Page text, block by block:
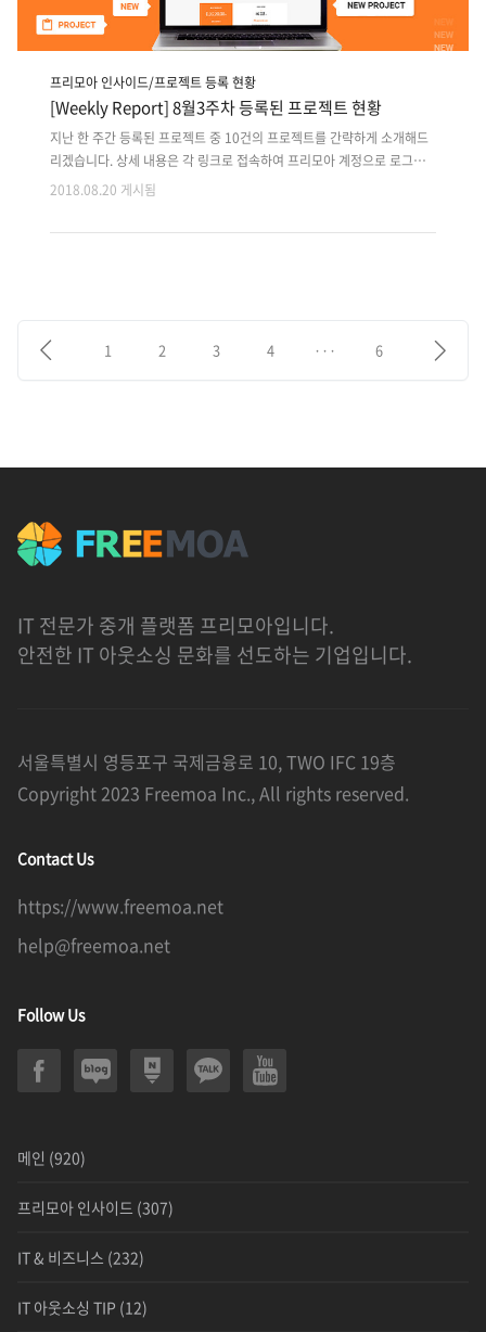
프리모아 인사이드/프로젝트 등록 현황
[Weekly Report] 8월3주차 등록된 프로젝트 현황
지난 한 주간 등록된 프로젝트 중 10건의 프로젝트를 간략하게 소개해드
리겠습니다. 상세 내용은 각 링크로 접속하여 프리모아 계정으로 로그인
후 확인 가능합니다. 지난 주 등록된 프로젝트 외에도 마감이 다가오는 이
세요!! 1. 운영중인 스마트팜 농가제어 서비스 추가기능개발(개발자1인
디자인 ..
2018.08.20 게시됨
1 2 3 4 ··· 6
IT 전문가 중개 플랫폼 프리모아입니다.
안전한 IT 아웃소싱 문화를 선도하는 기업입니다.
서울특별시 영등포구 국제금융로 10, TWO IFC 19층
Copyright 2023 Freemoa Inc., All rights reserved.
Contact Us
https://www.freemoa.net
help@freemoa.net
Follow Us
메인 (920)
프리모아 인사이드 (307)
IT & 비즈니스 (232)
IT 아웃소싱 TIP (12)